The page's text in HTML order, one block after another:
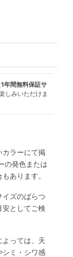
1年間無料保証サ
しみいただけま
ラーにて掲
の発色または
あります。
ズのばらつ
安としてご検
よっては、天
シミ・シワ感